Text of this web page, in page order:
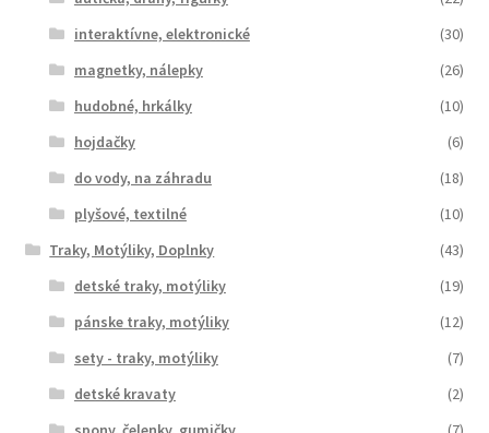
interaktívne, elektronické
(30)
magnetky, nálepky
(26)
hudobné, hrkálky
(10)
hojdačky
(6)
do vody, na záhradu
(18)
plyšové, textilné
(10)
Traky, Motýliky, Doplnky
(43)
detské traky, motýliky
(19)
pánske traky, motýliky
(12)
sety - traky, motýliky
(7)
detské kravaty
(2)